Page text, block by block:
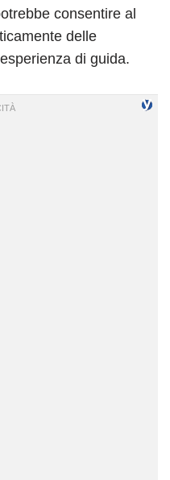
consentire al
delle
di guida.